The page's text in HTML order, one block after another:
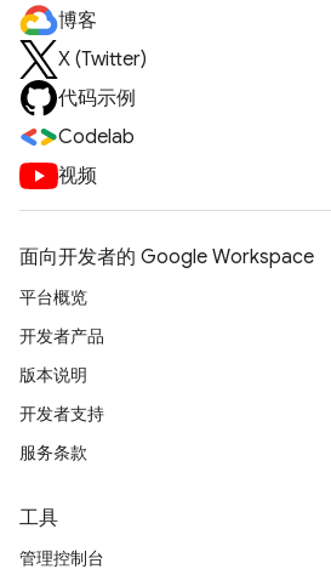
博客
X (Twitter)
代码示例
Codelab
视频
面向开发者的 Google Workspace
平台概览
开发者产品
版本说明
开发者支持
服务条款
工具
管理控制台